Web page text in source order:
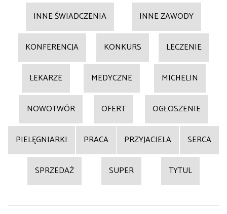
INNE ŚWIADCZENIA INNE ZAWODY
KONFERENCJA KONKURS LECZENIE
LEKARZE MEDYCZNE MICHELIN
NOWOTWÓR OFERT OGŁOSZENIE
PIELĘGNIARKI PRACA PRZYJACIELA SERCA
SPRZEDAŻ SUPER TYTUL